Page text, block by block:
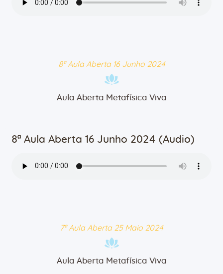
8ª Aula Aberta 16 Junho 2024
Aula Aberta Metafísica Viva
8ª Aula Aberta 16 Junho 2024 (Audio)
7ª Aula Aberta 25 Maio 2024
Aula Aberta Metafísica Viva